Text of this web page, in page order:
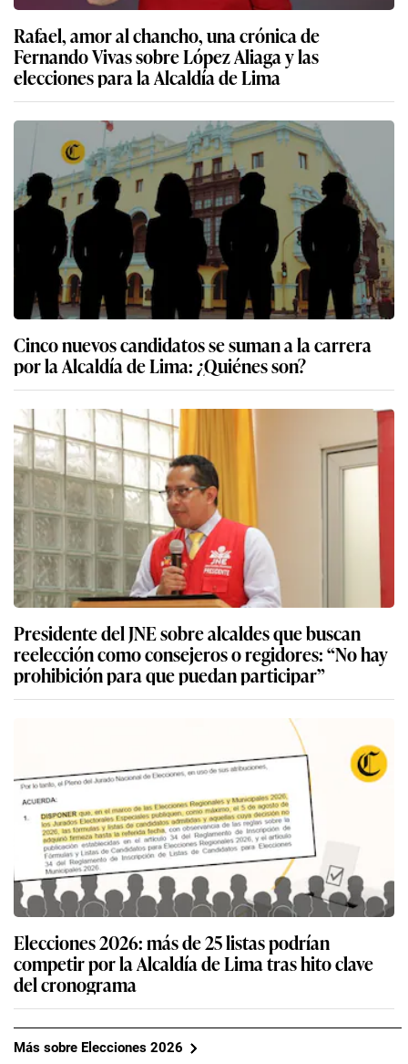
Rafael, amor al chancho, una crónica de
Fernando Vivas sobre López Aliaga y las
elecciones para la Alcaldía de Lima
Cinco nuevos candidatos se suman a la carrera
por la Alcaldía de Lima: ¿Quiénes son?
Presidente del JNE sobre alcaldes que buscan
reelección como consejeros o regidores: “No hay
prohibición para que puedan participar”
Elecciones 2026: más de 25 listas podrían
competir por la Alcaldía de Lima tras hito clave
del cronograma
Más sobre Elecciones 2026